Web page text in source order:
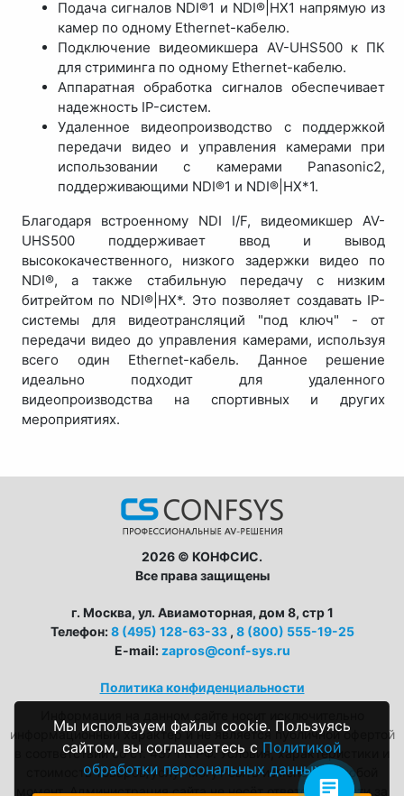
Подача сигналов NDI®1 и NDI®|HX1 напрямую из
камер по одному Ethernet-кабелю.
Подключение видеомикшера AV-UHS500 к ПК
для стриминга по одному Ethernet-кабелю.
Аппаратная обработка сигналов обеспечивает
надежность IP-систем.
Удаленное видеопроизводство с поддержкой
передачи видео и управления камерами при
использовании с камерами Panasonic2,
поддерживающими NDI®1 и NDI®|HX*1.
Благодаря встроенному NDI I/F, видеомикшер AV-
UHS500 поддерживает ввод и вывод
высококачественного, низкого задержки видео по
NDI®, а также стабильную передачу с низким
битрейтом по NDI®|HX*. Это позволяет создавать IP-
системы для видеотрансляций "под ключ" - от
передачи видео до управления камерами, используя
всего один Ethernet-кабель. Данное решение
идеально подходит для удаленного
видеопроизводства на спортивных и других
мероприятиях.
2026 © КОНФСИС.
Все права защищены
г. Москва, ул. Авиамоторная, дом 8, стр 1
Телефон:8 (495) 128-63-33 , 8 (800) 555-19-25
E-mail: zapros@conf-sys.ru
Политика конфиденциальности
информационный характер и не является публичной офертой
в соответствии со ст. 437 ГК РФ. Условия, характеристики и
стоимость товаров/услуг могут быть изменены в любой
момент. Администрация сайта не несёт ответственности за
Мы используем файлы cookie. Пользуясь
сайтом, вы соглашаетесь с Политикой
обработки персональных данных